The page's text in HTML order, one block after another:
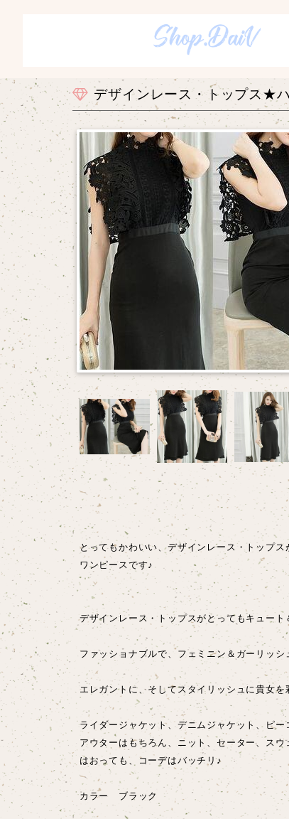
デザインレース・トップス★
とってもかわいい、デザインレース・トップ
ワンピースです♪
デザインレース・トップスがとってもキュート
ファッショナブルで、フェミニン＆ガーリッシ
エレガントに、そしてスタイリッシュに貴女
ライダージャケット、デニムジャケット、ピ
アウターはもちろん、ニット、セーター、ス
はおっても、コーデはバッチリ♪
カラー ブラック